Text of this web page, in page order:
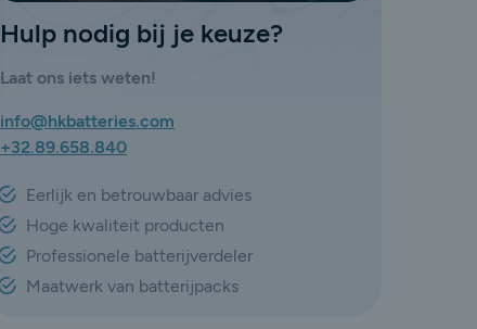
Hulp nodig bij je keuze?
Laat ons iets weten!
info@hkbatteries.com
+32.89.658.840
Eerlijk en betrouwbaar advies
Hoge kwaliteit producten
Professionele batterijverdeler
Maatwerk van batterijpacks